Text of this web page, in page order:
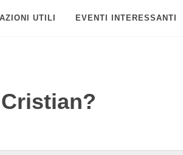
UTILI EVENTI INTERESSANTI